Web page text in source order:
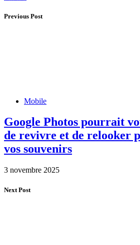
Previous Post
Mobile
Google Photos pourrait
de revivre et de relooker
vos souvenirs
3 novembre 2025
Next Post